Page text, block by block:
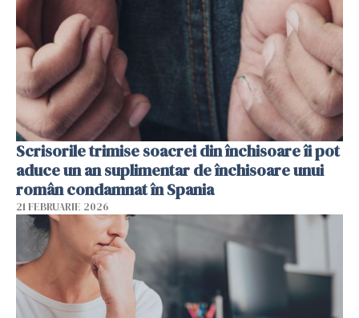
Scrisorile trimise soacrei din închisoare îi pot
aduce un an suplimentar de închisoare unui
român condamnat în Spania
21 FEBRUARIE 2026